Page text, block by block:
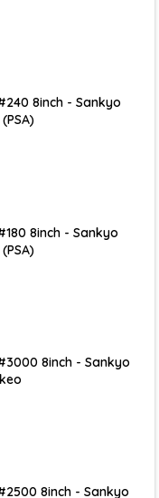
P1500, P2000,
8inch - Sankyo
8inch - Sankyo
8inch - Sankyo
8inch - Sankyo